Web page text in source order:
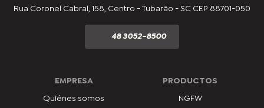
Rua Coronel Cabral, 158, Centro - Tubarão - SC CEP 88701-050
48 3052-8500
EMPRESA
Quiénes somos
PRODUCTOS
NGFW